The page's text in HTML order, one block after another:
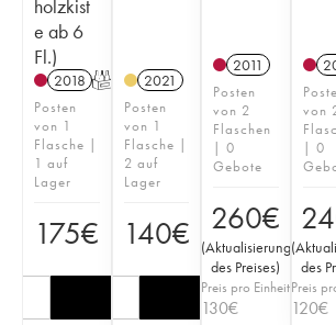
holzkist
e ab 6
Fl.)
2018 T
Posten
von 1
Flasche |
1 auf
Lager
175€
2021
Posten
von 1
Flasche |
2 auf
Lager
140€
2011
Posten
von 2
Flaschen
| 0
Gebote
260€
(Aktualisierung
des Preises)
Preis pro Einheit
130€
von
| 0
(
des
Preis
120€